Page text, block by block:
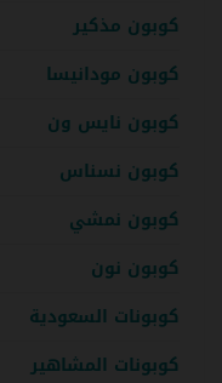
كوبون مذكير
كوبون مودانيسا
كوبون نايس ون
كوبون نسناس
كوبون نمشي
كوبون نون
كوبونات السعودية
كوبونات المشاهير